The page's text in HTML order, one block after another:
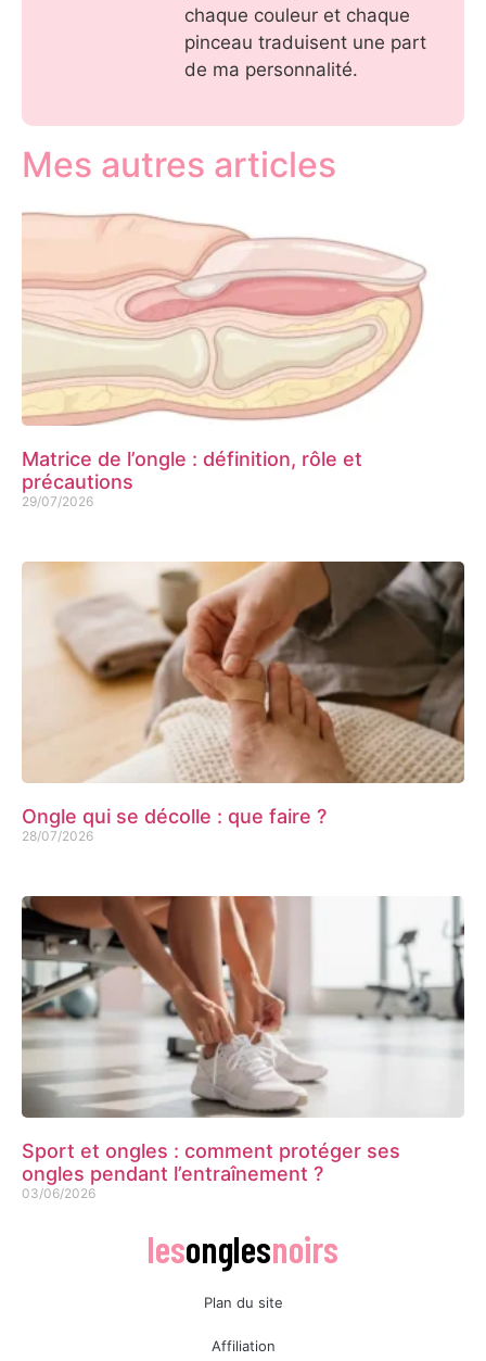
chaque couleur et chaque
pinceau traduisent une part
de ma personnalité.
Mes autres articles
Matrice de l’ongle : définition, rôle et
précautions
29/07/2026
Ongle qui se décolle : que faire ?
28/07/2026
Sport et ongles : comment protéger ses
ongles pendant l’entraînement ?
03/06/2026
lesonglesnoirs
Plan du site
Affiliation